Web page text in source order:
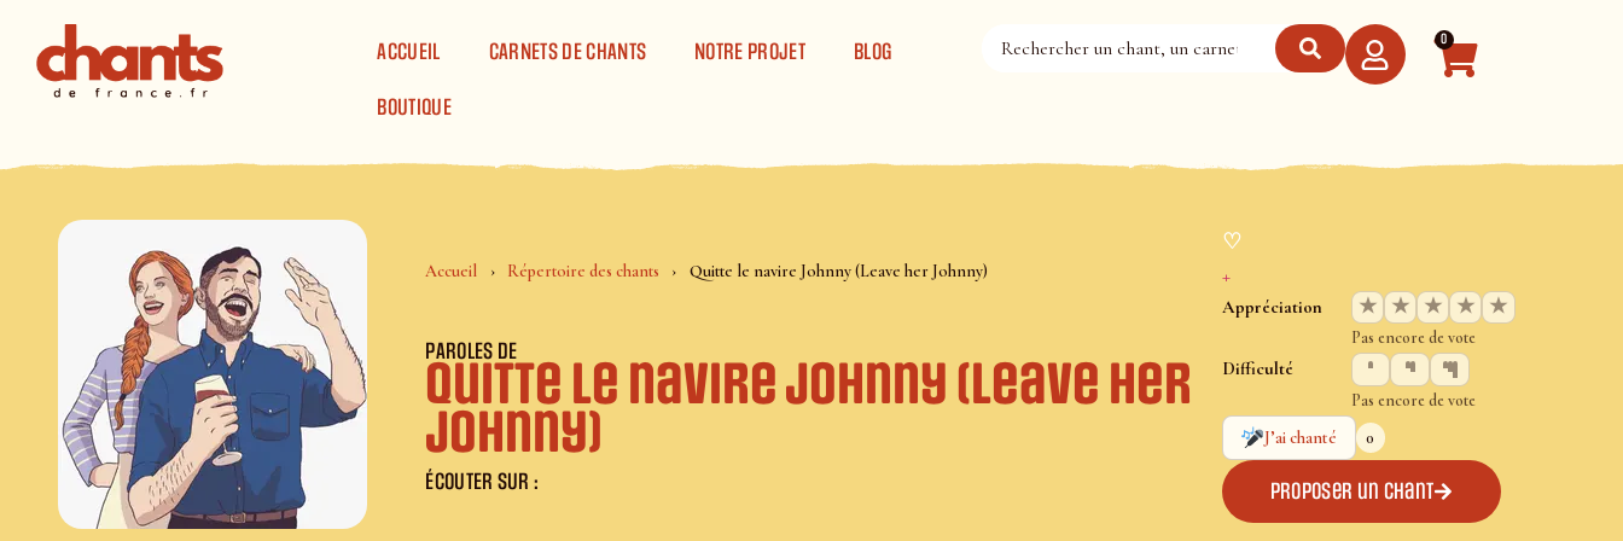
ACCUEIL
CARNETS DE CHANTS NOTRE PROJET BLOG
BOUTIQUE
0
Accueil Répertoire des chants Quitte le navire Johnny (Leave her Johnny)
PAROLES DE
Quitte le navire Johnny (Leave her
Johnny)
ÉCOUTER SUR :
♡
+
Appréciation ★ ★ ★ ★ ★
Pas encore de vote
Difficulté
Pas encore de vote
J’ai chanté
0
Proposer un chant